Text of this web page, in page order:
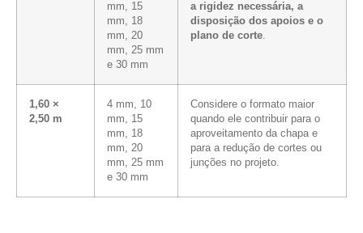
mm, 15
mm, 18
mm, 20
mm, 25 mm
e 30 mm
a rigidez necessária, a
disposição dos apoios e o
plano de corte.
1,60 ×
2,50 m
4 mm, 10
mm, 15
mm, 18
mm, 20
mm, 25 mm
e 30 mm
Considere o formato maior
quando ele contribuir para o
aproveitamento da chapa e
para a redução de cortes ou
junções no projeto.